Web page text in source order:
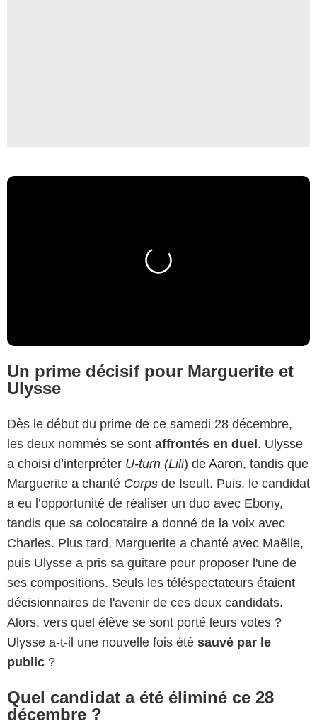
Un prime décisif pour Marguerite et
Ulysse
Dès le début du prime de ce samedi 28 décembre,
les deux nommés se sont affrontés en duel . Ulysse
a choisi d’interpréter U-turn (Lili) de Aaron, tandis que
Marguerite a chanté Corps de Iseult. Puis, le candidat
a eu l’opportunité de réaliser un duo avec Ebony,
tandis que sa colocataire a donné de la voix avec
Charles. Plus tard, Marguerite a chanté avec Maëlle,
puis Ulysse a pris sa guitare pour proposer l'une de
ses compositions. Seuls les téléspectateurs étaient
décisionnaires de l'avenir de ces deux candidats.
Alors, vers quel élève se sont porté leurs votes ?
Ulysse a-t-il une nouvelle fois été sauvé par le
public ?
Quel candidat a été éliminé ce 28
décembre ?